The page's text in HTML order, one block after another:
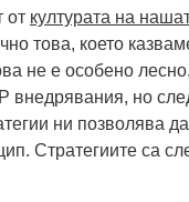
от културата на
това, което
не е особено
внедрявания, но
ни позволява
Стратегиите са